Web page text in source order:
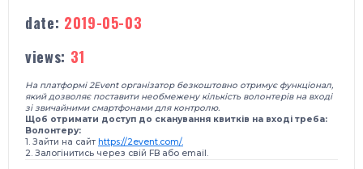
date: 2019-05-03
views: 31
На платформі 2Event організатор безкоштовно отримує функціонал,
який дозволяє поставити необмежену кількість волонтерів на вході
зі звичайними смартфонами для контролю.
Щоб отримати доступ до сканування квитків на вході треба:
Волонтеру:
1. Зайти на сайт https://2event.com/.
2. Залогінитись через свій FB або email.